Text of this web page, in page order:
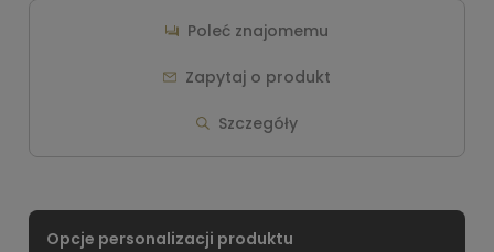
Szczegóły
Zapytaj o produkt
Poleć znajomemu